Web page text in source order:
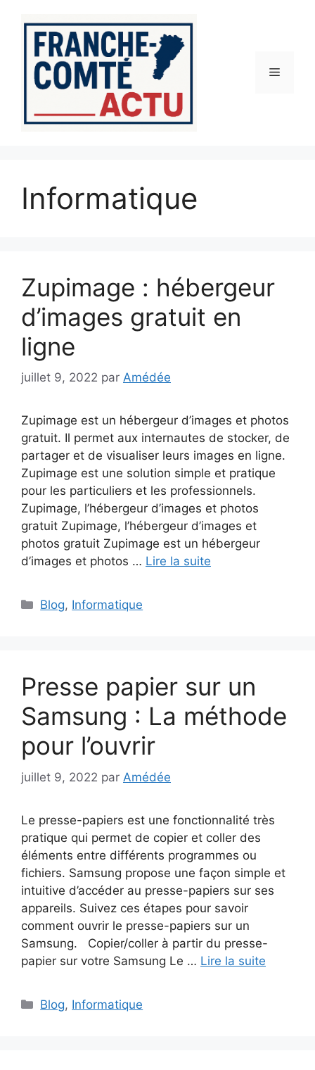
contenu
Menu
Informatique
Zupimage : hébergeur
d’images gratuit en
ligne
juillet 9, 2022 par Amédée
Zupimage est un hébergeur d’images et photos
gratuit. Il permet aux internautes de stocker, de
partager et de visualiser leurs images en ligne.
Zupimage est une solution simple et pratique
pour les particuliers et les professionnels.
Zupimage, l’hébergeur d’images et photos
gratuit Zupimage, l’hébergeur d’images et
photos gratuit Zupimage est un hébergeur
d’images et photos … Lire la suite
Catégories
Blog, Informatique
Presse papier sur un
Samsung : La méthode
pour l’ouvrir
juillet 9, 2022 par Amédée
Le presse-papiers est une fonctionnalité très
pratique qui permet de copier et coller des
éléments entre différents programmes ou
fichiers. Samsung propose une façon simple et
intuitive d’accéder au presse-papiers sur ses
appareils. Suivez ces étapes pour savoir
comment ouvrir le presse-papiers sur un
Samsung. Copier/coller à partir du presse-
papier sur votre Samsung Le … Lire la suite
Catégories
Blog, Informatique